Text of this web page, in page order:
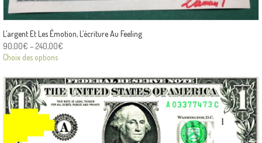
L’argent Et Les Émotion, L’écriture Au Feeling
90,00€ – 240,00€
Choix des options